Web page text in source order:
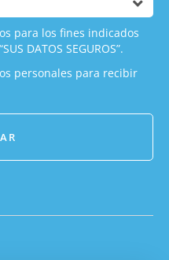
para los fines indicados
DATOS SEGUROS”.
personales para recibir